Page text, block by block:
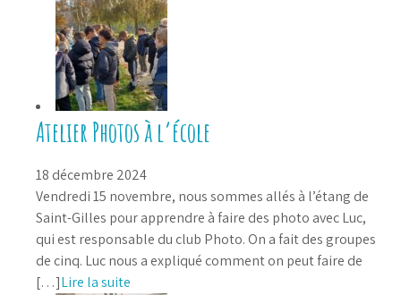
Atelier Photos à l’école
18 décembre 2024
Vendredi 15 novembre, nous sommes allés à l’étang de
Saint-Gilles pour apprendre à faire des photo avec Luc,
qui est responsable du club Photo. On a fait des groupes
de cinq. Luc nous a expliqué comment on peut faire de
[…]Lire la suite